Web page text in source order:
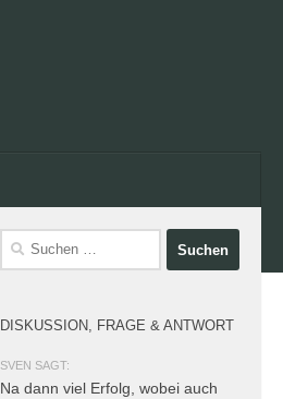
Suchen
DISKUSSION, FRAGE & ANTWORT
SVEN SAGT:
Na dann viel Erfolg, wobei auch